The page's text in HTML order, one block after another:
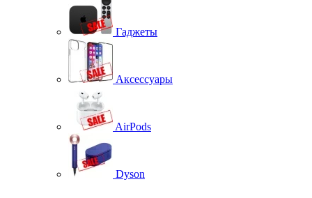
Гаджеты
Аксессуары
AirPods
Dyson